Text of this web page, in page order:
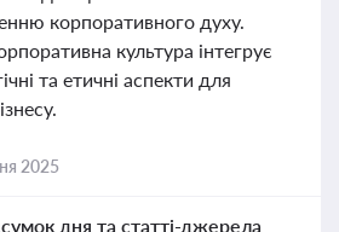
корпоративного духу.
культура інтегрує
та етичні аспекти для
2025
дня та статті-джерела